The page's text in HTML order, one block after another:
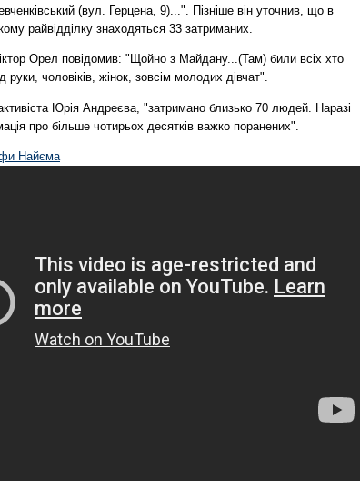
(вул. Герцена, 9)... ". Пізніше він уточнив, що в
райвідділку знаходяться 33 затриманих.
Орел повідомив: "Щойно з Майдану...(Там) били всіх хто
руки, чоловіків, жінок, зовсім молодих дівчат".
Юрія Андреєва, "затримано близько 70 людей. Наразі
про більше чотирьох десятків важко поранених".
Найєма